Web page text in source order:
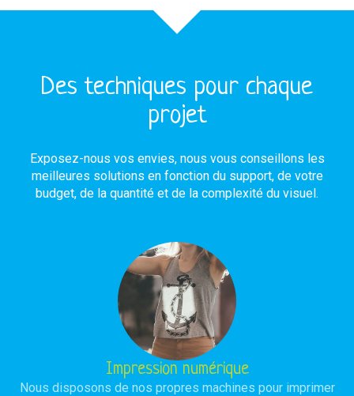
Des techniques pour chaque
projet
Exposez-nous vos envies, nous vous conseillons les
meilleures solutions en fonction du support, de votre
budget, de la quantité et de la complexité du visuel.
Impression numérique
Nous disposons de nos propres machines pour imprimer